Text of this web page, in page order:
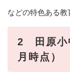
などの特色ある教
2 田原小
月時点）